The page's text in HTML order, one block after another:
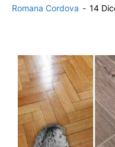
Romana Cordova - 14